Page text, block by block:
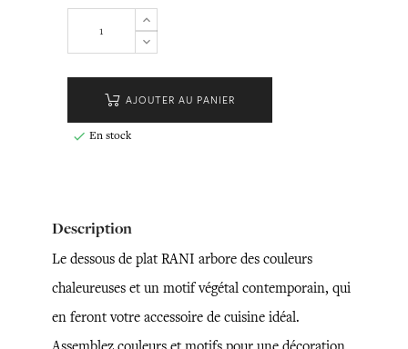
AJOUTER AU PANIER
 En stock
Description
Le dessous de plat RANI arbore des couleurs
chaleureuses et un motif végétal contemporain, qui
en feront votre accessoire de cuisine idéal.